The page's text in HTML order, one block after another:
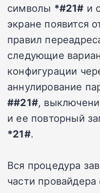
символы *#21# и
экране появится
правил
следующие
конфигурации
аннулирование
##21#,
и ее повторный
*21#.
Вся процедура
части провайдера